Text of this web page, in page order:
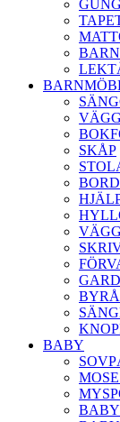
SKÅP
BORD
BYRÅ
BABY